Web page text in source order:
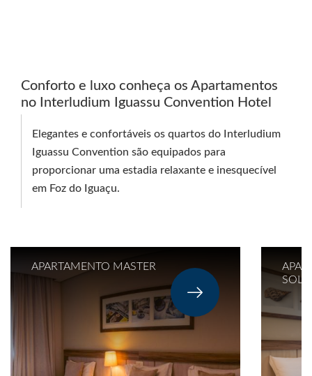
Conforto e luxo conheça os Apartamentos
no Interludium Iguassu Convention Hotel
Elegantes e confortáveis os quartos do Interludium
Iguassu Convention são equipados para
proporcionar uma estadia relaxante e inesquecível
em Foz do Iguaçu.
APARTAMENTO MASTER